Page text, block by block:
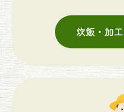
炊飯・加